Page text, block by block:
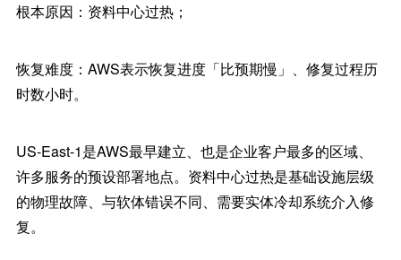
根本原因：资料中心过热；
恢复难度：AWS表示恢复进度「比预期慢」、修复过程历
时数小时。
US-East-1是AWS最早建立、也是企业客户最多的区域、
许多服务的预设部署地点。资料中心过热是基础设施层级
的物理故障、与软体错误不同、需要实体冷却系统介入修
复。